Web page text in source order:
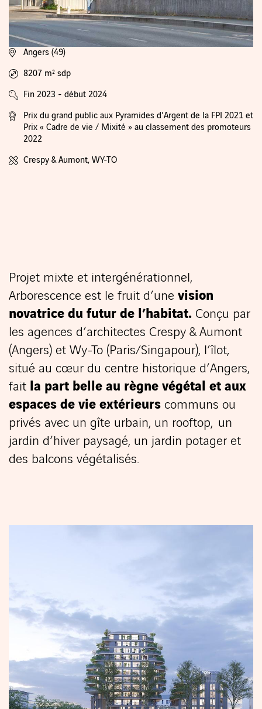
Angers (49)
8207 m² sdp
Fin 2023 - début 2024
Prix du grand public aux Pyramides d'Argent de la FPI 2021 et
Prix « Cadre de vie / Mixité » au classement des promoteurs
2022
Crespy & Aumont, WY-TO
Projet mixte et intergénérationnel,
Arborescence est le fruit d’une vision
novatrice du futur de l’habitat. Conçu par
les agences d’architectes Crespy & Aumont
(Angers) et Wy-To (Paris/Singapour), l’îlot,
situé au cœur du centre historique d’Angers,
fait la part belle au règne végétal et aux
espaces de vie extérieurs communs ou
privés avec un gîte urbain, un rooftop, un
jardin d’hiver paysagé, un jardin potager et
des balcons végétalisés.